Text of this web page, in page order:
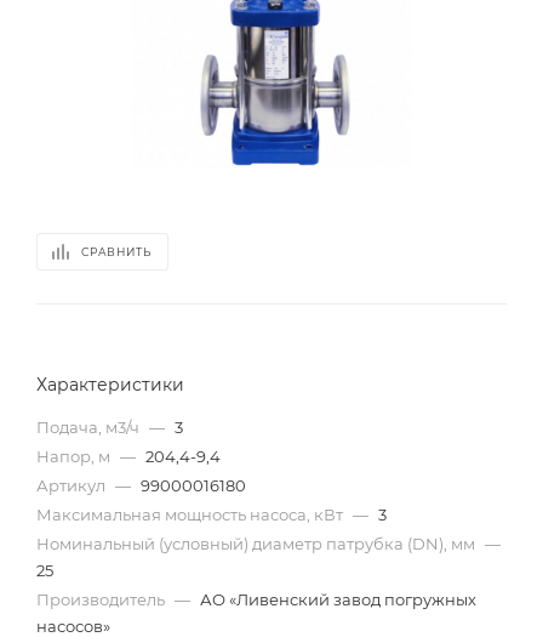
СРАВНИТЬ
Характеристики
Подача, м3/ч — 3
Напор, м — 204,4-9,4
Артикул — 99000016180
Максимальная мощность насоса, кВт — 3
Номинальный (условный) диаметр патрубка (DN), мм —
25
Производитель — АО «Ливенский завод погружных
насосов»